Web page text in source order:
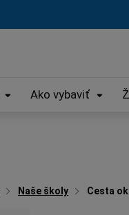
Ako vybaviť
Naše školy Cesta